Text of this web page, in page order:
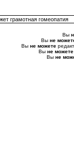
Вы
Вы не
Вы не можете
Вы не можете
Вы не